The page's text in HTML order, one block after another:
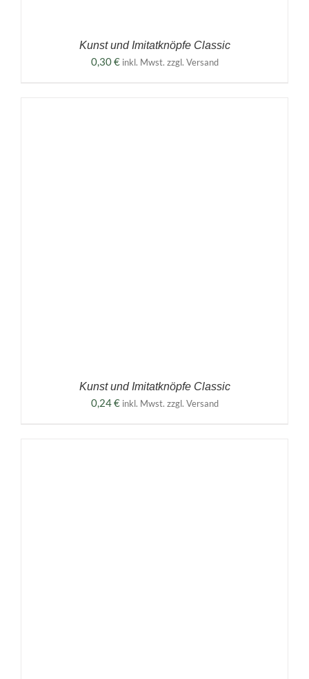
Kunst und Imitatknöpfe Classic
0,30€ inkl. Mwst. zzgl. Versand
Kunst und Imitatknöpfe Classic
0,24€ inkl. Mwst. zzgl. Versand